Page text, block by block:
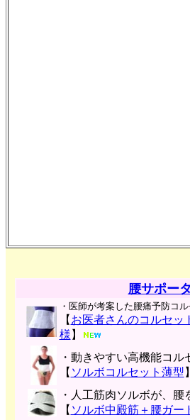
腰サポー
・医師が考案した腰痛予防コル
【 お医者さんのコルセッ
様 】
・動きやすい高機能コル
【 ソルボコルセット薄型 】
・人工筋肉ソルボが、腰
【 ソルボ中殿筋＋腰ガー